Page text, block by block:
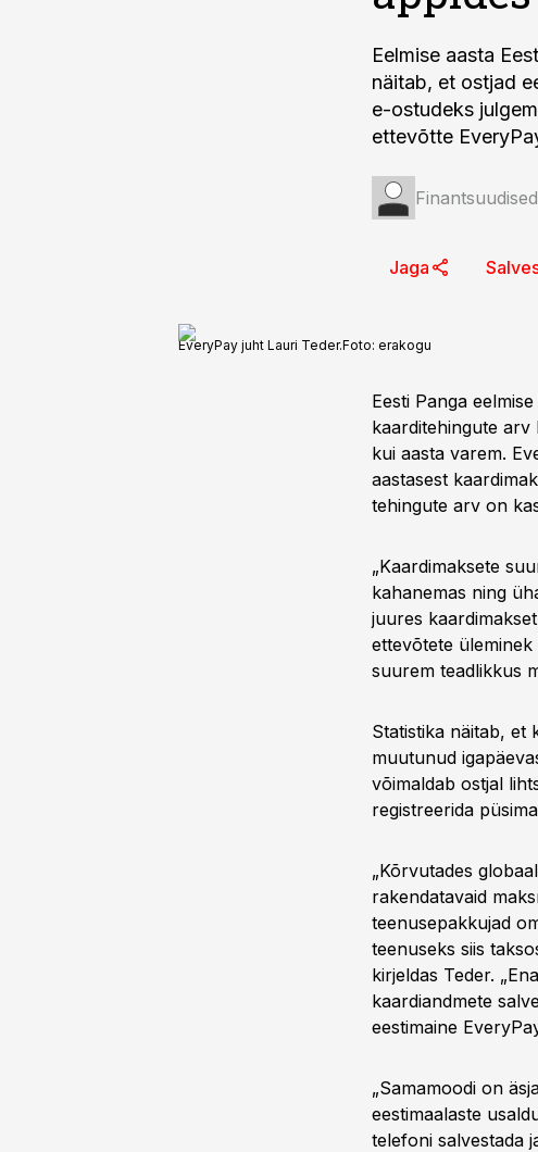
Eelmise aasta
näitab, et ostjad
e-ostudeks
ettevõtte
Jaga
EveryPay juht Lauri Teder.Foto: erakogu
Eesti Panga
kaarditehingute arv
kui aasta varem.
aastasest
tehingute arv on
„Kaardimaksete
kahanemas ning
juures
ettevõtete üleminek
suurem teadlikkus
Statistika näitab, et
muutunud
võimaldab ostjal
registreerida
„Kõrvutades
rakendatavaid
teenusepakkujad
teenuseks siis
kirjeldas Teder.
kaardiandmete
eestimaine
„Samamoodi on
eestimaalaste
telefoni salvestada